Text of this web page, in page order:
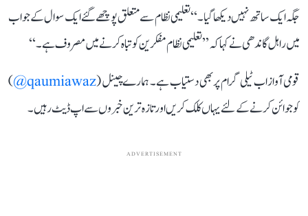
جگہ ایک ساتھ نہیں دیکھا گیا۔‘‘ تعلیمی نظام سے متعلق پوچھے گئے ایک سوال کے جواب
میں راہل گاندھی نے کہا کہ ’’تعلیمی نظام مفکرین کو تباہ کرنے میں مصروف ہے۔‘‘
قومی آواز اب ٹیلی گرام پر بھی دستیاب ہے۔ ہمارے چینل (qaumiawaz@
)
کو جوائن کرنے کے لئے یہاں کلک کریں اور تازہ ترین خبروں سے اپ ڈیٹ رہیں۔
ADVERTISEMENT